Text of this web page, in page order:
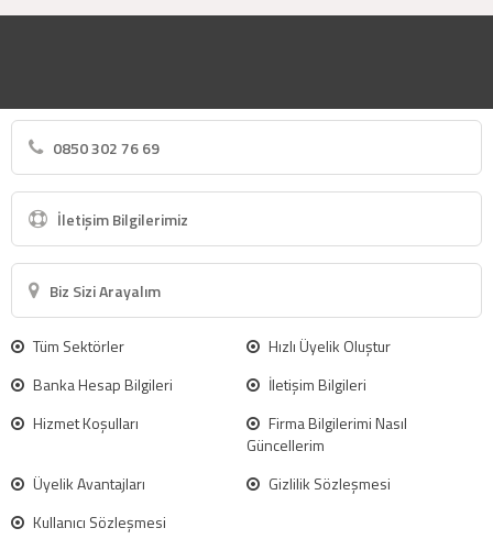
0850 302 76 69
İletişim Bilgilerimiz
Biz Sizi Arayalım
Tüm Sektörler
Hızlı Üyelik Oluştur
Banka Hesap Bilgileri
İletişim Bilgileri
Hizmet Koşulları
Firma Bilgilerimi Nasıl
Güncellerim
Üyelik Avantajları
Gizlilik Sözleşmesi
Kullanıcı Sözleşmesi